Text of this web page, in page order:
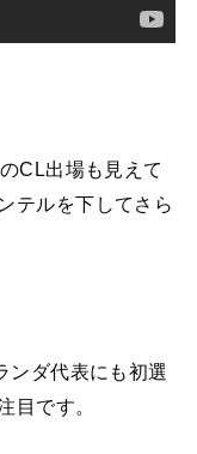
CL出場も見えて
テルを下してさら
ンダ代表にも初選
目です。